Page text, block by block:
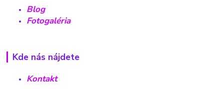
Blog
Fotogaléria
Kde nás nájdete
Kontakt